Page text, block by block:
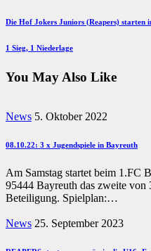
Beitragsnavigation
Previous
Die Hof Jokers Juniors (Reapers) starten
Next
1 Sieg, 1 Niederlage
You May Also Like
News 5. Oktober 2022
08.10.22: 3 x Jugendspiele in Bayreuth
Am Samstag startet beim 1.FC
95444 Bayreuth das zweite von
Beteiligung. Spielplan:…
News 25. September 2023